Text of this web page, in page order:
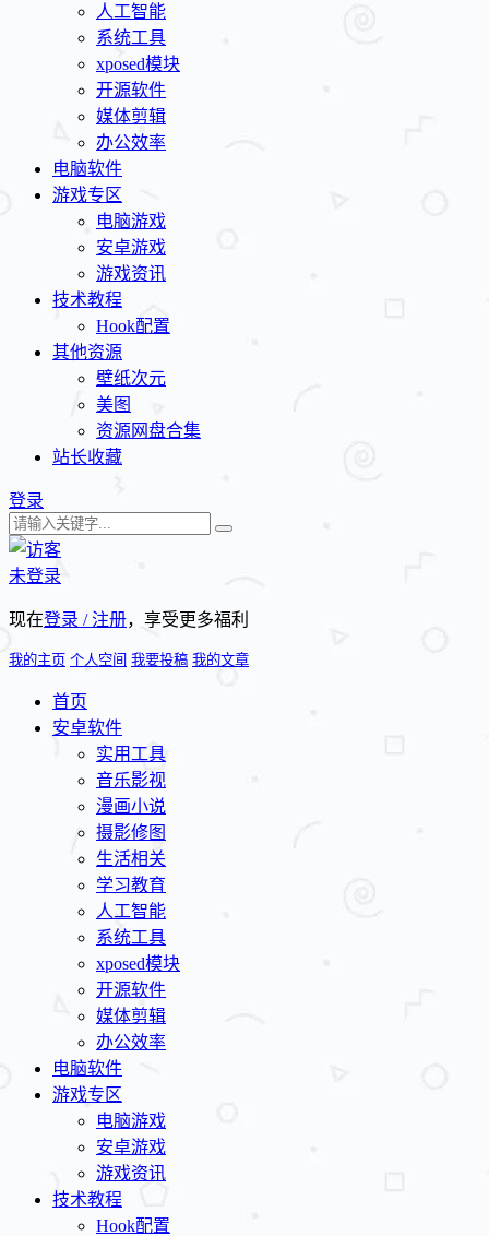
人工智能
系统工具
xposed模块
开源软件
媒体剪辑
办公效率
电脑软件
游戏专区
电脑游戏
安卓游戏
游戏资讯
技术教程
Hook配置
其他资源
壁纸次元
美图
资源网盘合集
站长收藏
登录
未登录
现在登录 / 注册，享受更多福利
我的主页 个人空间 我要投稿 我的文章
首页
安卓软件
实用工具
音乐影视
漫画小说
摄影修图
生活相关
学习教育
人工智能
系统工具
xposed模块
开源软件
媒体剪辑
办公效率
电脑软件
游戏专区
电脑游戏
安卓游戏
游戏资讯
技术教程
Hook配置